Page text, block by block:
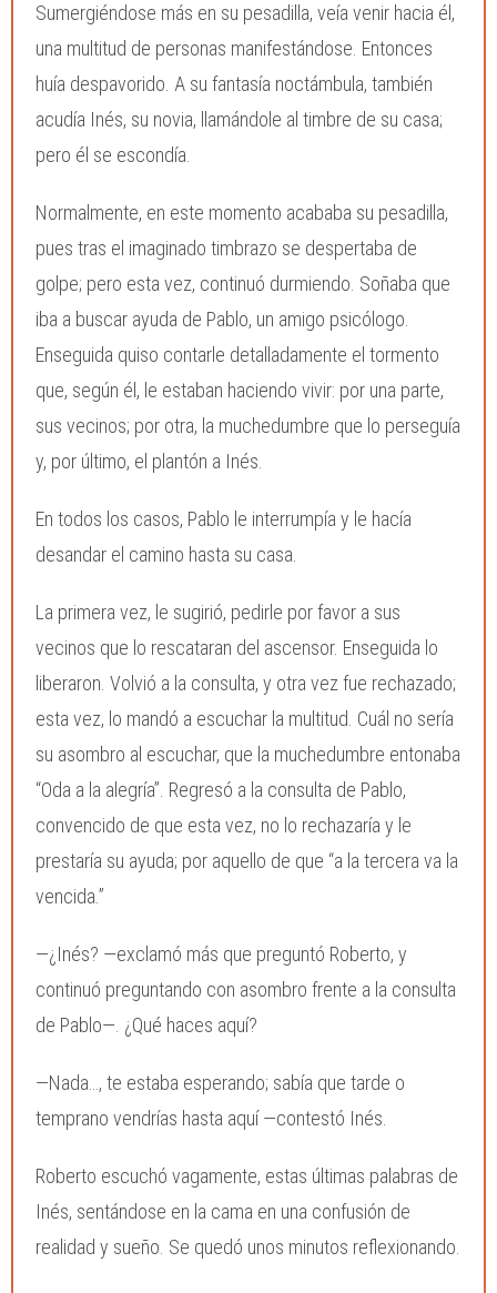
Sumergiéndose más en su pesadilla, veía venir hacia él,
una multitud de personas manifestándose. Entonces
huía despavorido. A su fantasía noctámbula, también
acudía Inés, su novia, llamándole al timbre de su casa;
pero él se escondía.
Normalmente, en este momento acababa su pesadilla,
pues tras el imaginado timbrazo se despertaba de
golpe; pero esta vez, continuó durmiendo. Soñaba que
iba a buscar ayuda de Pablo, un amigo psicólogo.
Enseguida quiso contarle detalladamente el tormento
que, según él, le estaban haciendo vivir: por una parte,
sus vecinos; por otra, la muchedumbre que lo perseguía
y, por último, el plantón a Inés.
En todos los casos, Pablo le interrumpía y le hacía
desandar el camino hasta su casa.
La primera vez, le sugirió, pedirle por favor a sus
vecinos que lo rescataran del ascensor. Enseguida lo
liberaron. Volvió a la consulta, y otra vez fue rechazado;
esta vez, lo mandó a escuchar la multitud. Cuál no sería
su asombro al escuchar, que la muchedumbre entonaba
“Oda a la alegría”. Regresó a la consulta de Pablo,
convencido de que esta vez, no lo rechazaría y le
prestaría su ayuda; por aquello de que “a la tercera va la
vencida.”
—¿Inés? —exclamó más que preguntó Roberto, y
continuó preguntando con asombro frente a la consulta
de Pablo—. ¿Qué haces aquí?
—Nada…, te estaba esperando; sabía que tarde o
temprano vendrías hasta aquí —contestó Inés.
Roberto escuchó vagamente, estas últimas palabras de
Inés, sentándose en la cama en una confusión de
realidad y sueño. Se quedó unos minutos reflexionando.